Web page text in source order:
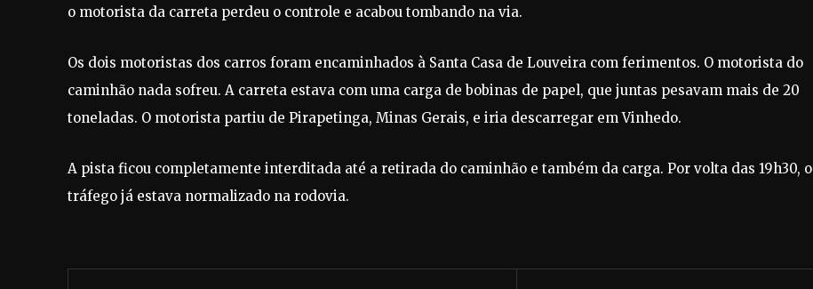
o motorista da carreta perdeu o controle e acabou tombando na via.
Os dois motoristas dos carros foram encaminhados à Santa Casa de Louveira com ferimentos. O motorista do
caminhão nada sofreu. A carreta estava com uma carga de bobinas de papel, que juntas pesavam mais de 20
toneladas. O motorista partiu de Pirapetinga, Minas Gerais, e iria descarregar em Vinhedo.
A pista ficou completamente interditada até a retirada do caminhão e também da carga. Por volta das 19h30, o
tráfego já estava normalizado na rodovia.